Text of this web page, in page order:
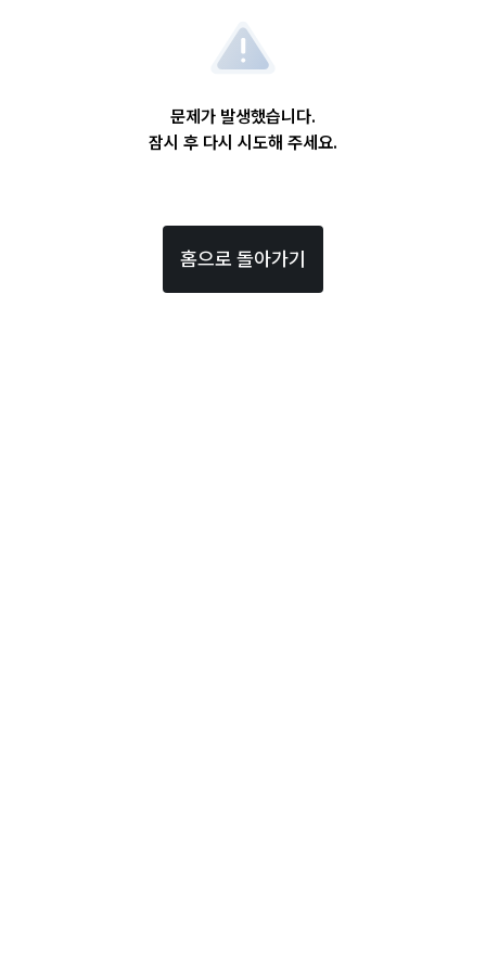
문제가 발생했습니다.
잠시 후 다시 시도해 주세요.
홈으로 돌아가기